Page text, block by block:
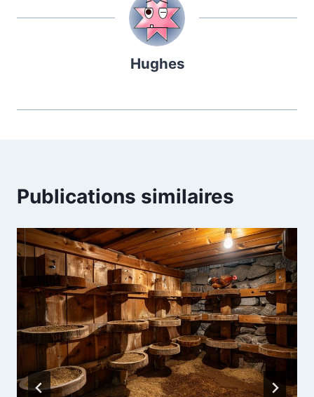
Hughes
Publications similaires